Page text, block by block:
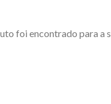
foi encontrado para a